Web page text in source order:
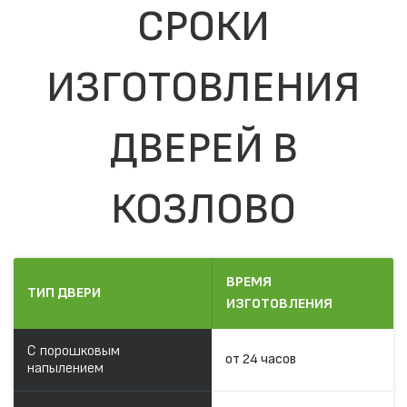
СРОКИ
ИЗГОТОВЛЕНИЯ
ДВЕРЕЙ В
КОЗЛОВО
ТИП ДВЕРИ
ВРЕМЯ
ИЗГОТОВЛЕНИЯ
С порошковым
напылением
от 24 часов